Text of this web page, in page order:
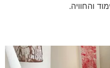
והחוויה.